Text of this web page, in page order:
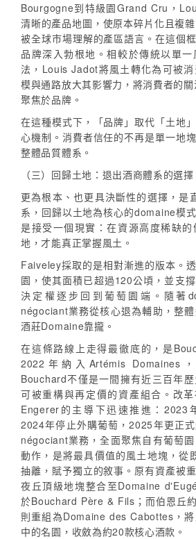
Bourgogne到特級園Grand Cru，
清晰的產品地圖，使原本碎片化且複
被全球市場理解的產區語言。在這個
品牌深入勃根地。相較於傳統以單
法，Louis Jadot將風土轉化為可被
模與通路放大其影響力，將消費者的
聚焦於品牌。
在這種模式下，「品牌」取代「土地
心機制。消費者信任的不再是單一地
整體品質體系。
（三）回歸土地：退出酒商體系的選擇
更為根本、也更具決斷性的選擇，是
系，回歸以土地為核心的domaine模
是接受一個現實：在資源高度稀缺
地，才能真正掌握風土。
Faiveley採取的是相對漸進的版本。
園，使其面積已超過120公頃，並支
決定權逐步回到葡萄園端。隨著
négociant業務從核心退為輔助，整
酒莊Domaine靠攏。
在這條路線上走得最徹底的，是
2022年納入Artémis Domaines
Bouchard不僅是一間擁有近三百年
可被重構與再定價的資產組合。改
Engerer的主導下迅速推進：2023
2024年停止外購葡萄，2025年更正
négociant業務，全面聚焦自有葡萄
動作，是將最具價值的風土地塊，從
抽離，賦予獨立的敘事。原有資產被
夜丘頂級地塊整合至Domaine
於Bouchard Père & Fils；而伯恩丘
則重組為Domaine des Cabottes，
中的名園，收斂為約20款核心酒款。